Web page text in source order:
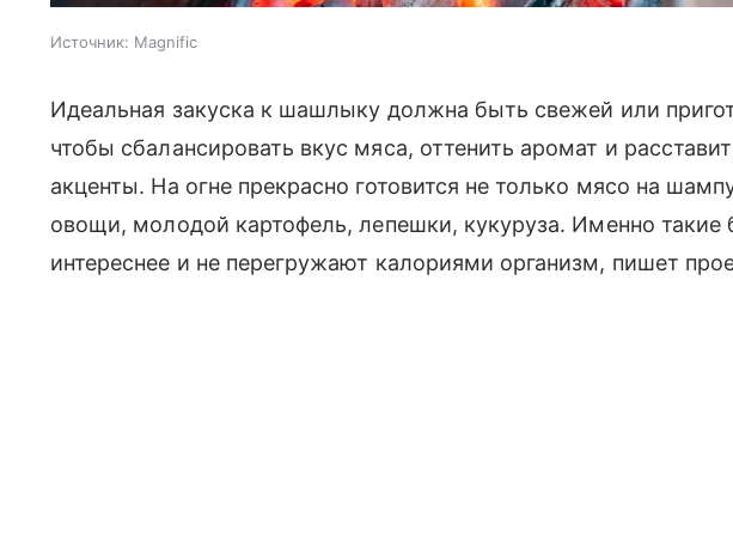
Источник: Magnific
Идеальная закуска к шашлыку должна быть свежей или
чтобы сбалансировать вкус мяса, оттенить аромат и
акценты. На огне прекрасно готовится не только мясо на
овощи, молодой картофель, лепешки, кукуруза. Именно такие
интереснее и не перегружают калориями организм, пишет